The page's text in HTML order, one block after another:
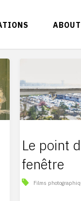
ABOUT
Le point
fenêtre
Films